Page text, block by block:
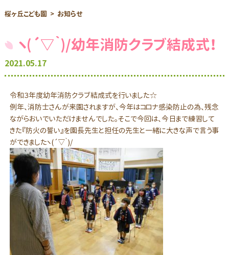
桜ヶ丘こども園 お知らせ
ヽ(´▽｀)/幼年消防クラブ結成式！
2021.05.17
令和３年度幼年消防クラブ結成式を行いました☆
例年、消防士さんが来園されますが、今年はコロナ感染防止の為、残念
ながらおいでいただけませんでした。そこで今回は、今日まで練習して
きた『防火の誓い』を園長先生と担任の先生と一緒に大きな声で言う事
ができましたヽ(´▽｀)/